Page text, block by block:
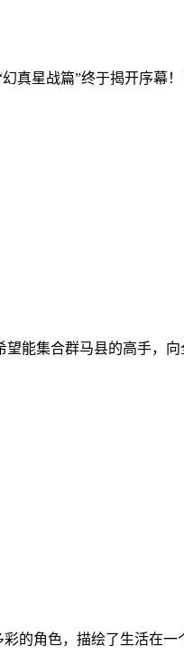
真星战篇”终于揭开序幕！
能集合群马县的高手，向
角色，描绘了生活在一